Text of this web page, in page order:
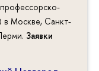
в Москве, Санкт-
Заявки